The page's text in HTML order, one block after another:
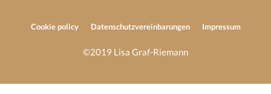
Cookie policy Datenschutzvereinbarungen Impressum
©2019 Lisa Graf-Riemann